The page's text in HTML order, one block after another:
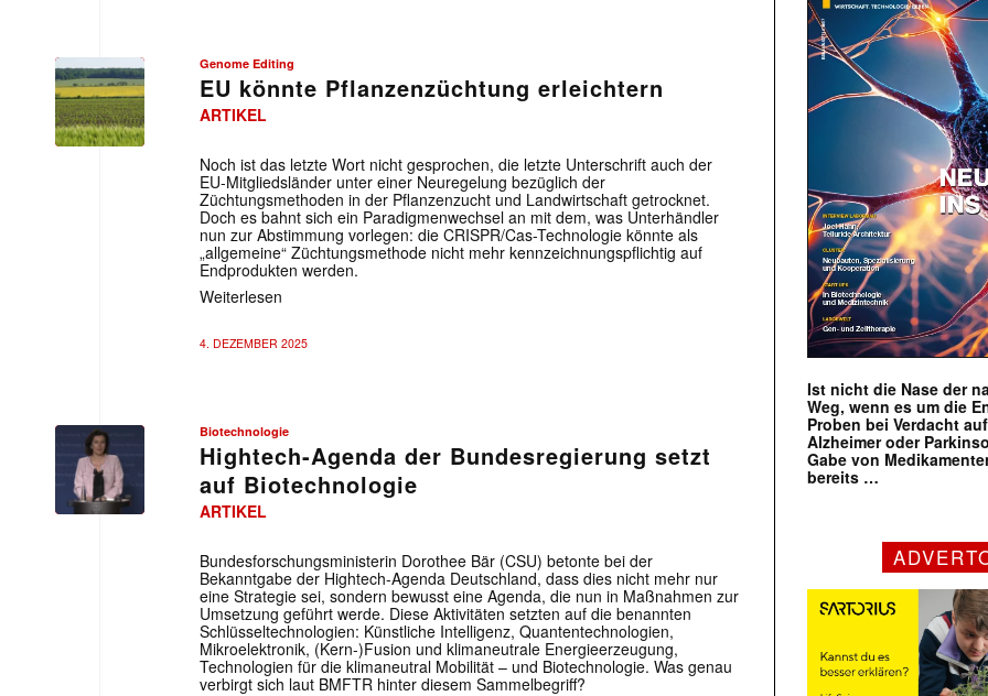
Genome Editing
EU könnte Pflanzenzüchtung erleichtern
ARTIKEL
Noch ist das letzte Wort nicht gesprochen, die letzte Unterschrift auch der
EU-Mitgliedsländer unter einer Neuregelung bezüglich der
Züchtungsmethoden in der Pflanzenzucht und Landwirtschaft getrocknet.
Doch es bahnt sich ein Paradigmenwechsel an mit dem, was Unterhändler
nun zur Abstimmung vorlegen: die CRISPR/Cas-Technologie könnte als
„allgemeine“ Züchtungsmethode nicht mehr kennzeichnungspflichtig auf
Endprodukten werden.
Weiterlesen
4. DEZEMBER 2025
Biotechnologie
Hightech-Agenda der Bundesregierung setzt
auf Biotechnologie
ARTIKEL
Bundesforschungsministerin Dorothee Bär (CSU) betonte bei der
Bekanntgabe der Hightech-Agenda Deutschland, dass dies nicht mehr nur
eine Strategie sei, sondern bewusst eine Agenda, die nun in Maßnahmen zur
Umsetzung geführt werde. Diese Aktivitäten setzten auf die benannten
Schlüsseltechnologien: Künstliche Intelligenz, Quantentechnologien,
Mikroelektronik, (Kern-)Fusion und klimaneutrale Energieerzeugung,
Technologien für die klimaneutral Mobilität – und Biotechnologie. Was genau
verbirgt sich laut BMFTR hinter diesem Sammelbegriff?
Ist nicht die Nase der
Weg, wenn es um die
Proben bei Verdacht
Alzheimer oder
Gabe von
bereits …